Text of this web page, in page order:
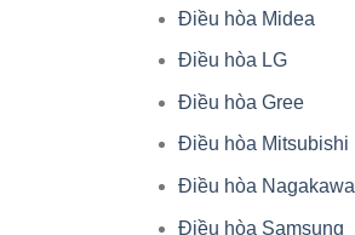
Điều hòa Midea
Điều hòa LG
Điều hòa Gree
Điều hòa Mitsubishi
Điều hòa Nagakawa
Điều hòa Samsung